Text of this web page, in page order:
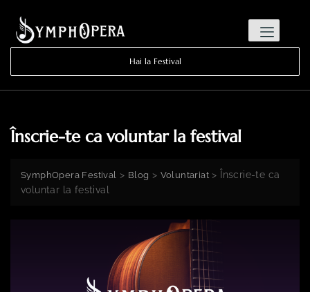
Hai la Festival
Înscrie-te ca voluntar la festival
SymphOpera Festival > Blog > Voluntariat > Înscrie-te ca
voluntar la festival